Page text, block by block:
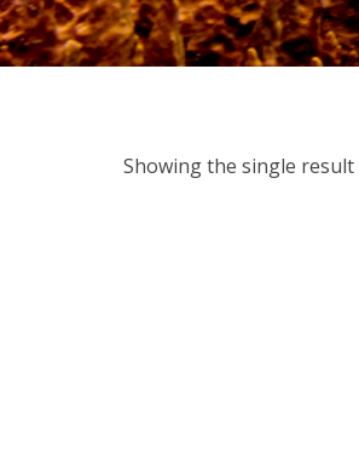
Showing the single result